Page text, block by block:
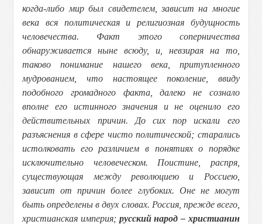
когда-либо мир был свидетелем, зависит на многие
века вся политическая и религиозная будущность
человечества. Факт этого соперничества
обнаруживается ныне всюду, и, невзирая на то,
таково понимание нашего века, притупленного
мудрованием, что настоящее поколение, ввиду
подобного громадного факта, далеко не сознало
вполне его истинного значения и не оценило его
действительных причин. До сих пор искали его
разъяснения в сфере чисто политической; старались
истолковать его различием в понятиях о порядке
исключительно человеческом. Поистине, распря,
существующая между революциею и Россиею,
зависит от причин более глубоких. Оне не могут
быть определены в двух словах. Россия, прежде всего,
христианская империя; русский народ – христианин